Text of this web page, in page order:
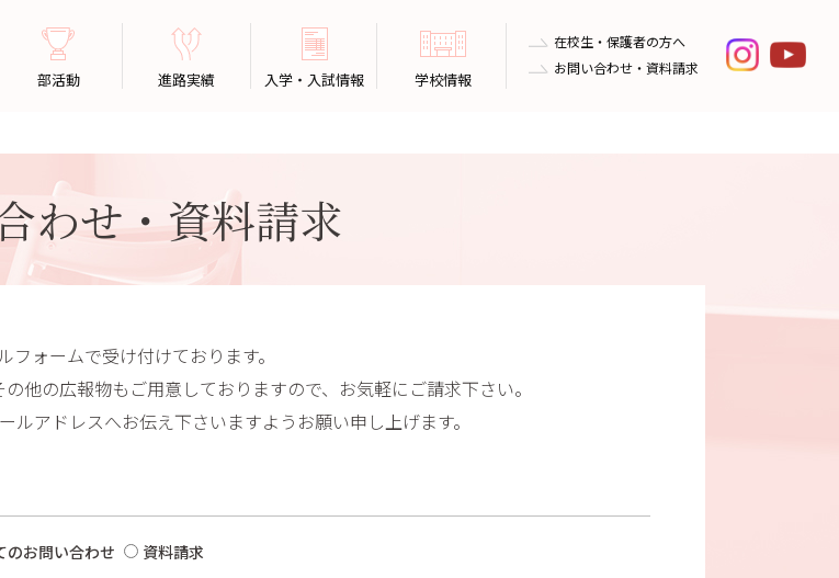
部活動 進路実績 入学・入試情報 学校情報
在校生・保護者の方へ
お問い合わせ・資料請求
わせ・資料請求
ォームで受け付けております。
他の広報物もご用意しておりますので、お気軽にご請求下さい。
アドレスへお伝え下さいますようお願い申し上げます。
のお問い合わせ 資料請求